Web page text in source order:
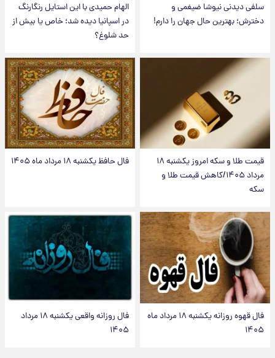
سلفی دیدنی نیوشا ضیغمی و
دخترش؛ بهترین حال جهان را دارم!
الهام حمیدی با این استایل رنگارنگ
در اسپانیا دیده شد؛ خاص یا بیش از
حد شلوغ؟
قیمت طلا و سکه امروز یکشنبه ۱۸
مرداد ۱۴۰۵/کاهش قیمت طلا و
سکه
فال حافظ یکشنبه ۱۸ مرداد ماه ۱۴۰۵
فال قهوه روزانه یکشنبه ۱۸ مرداد ماه
۱۴۰۵
فال روزانه واقعی یکشنبه ۱۸ مرداد
۱۴۰۵